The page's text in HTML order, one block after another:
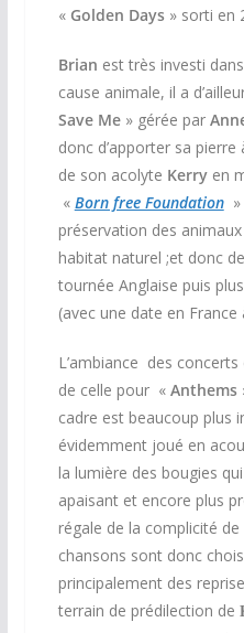
« Golden Days » sorti en
Brian est très investi
cause animale, il a
Save Me» gérée par
donc d’apporter sa pierre
de son acolyte Kerryen
« Born free Foundation»
préservation des
habitat naturel ;et donc
tournée Anglaise puis
(avec une date en France
L’ambiance des
de celle pour « Anthems
cadre est beaucoup plus
évidemment joué en
la lumière des bougies
apaisant et encore plus
régale de la complicité de
chansons sont donc
principalement des
terrain de prédilection de